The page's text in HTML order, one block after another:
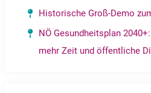
Historische Groß-Demo
NÖ Gesundheitsplan
mehr Zeit und öffentliche